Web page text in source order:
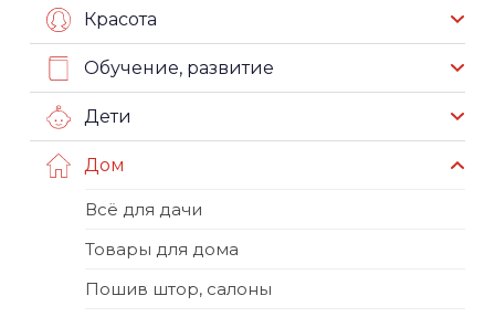
Красота
Обучение, развитие
Дети
Дом
Всё для дачи
Товары для дома
Пошив штор, салоны